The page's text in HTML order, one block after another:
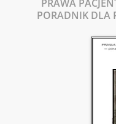
PRAWA
PORADNIK DLA